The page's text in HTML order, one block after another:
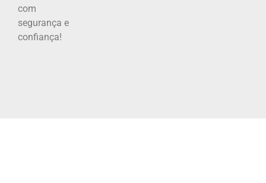
com
segurança e
confiança!